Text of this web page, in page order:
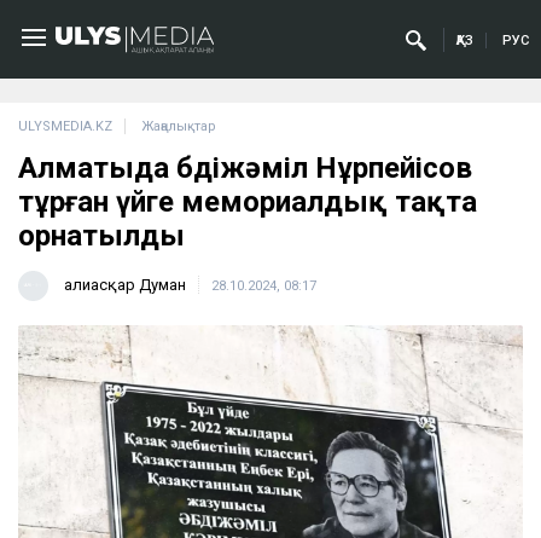
ҚАЗ РУС
ULYSMEDIA.KZ Жаңалықтар
Алматыда Әбдіжәміл Нұрпейісов
тұрған үйге мемориалдық тақта
орнатылды
Ғалиасқар Думан 28.10.2024, 08:17